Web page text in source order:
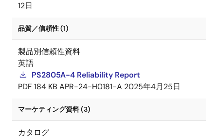
12日
品質／信頼性 (1)
製品別信頼性資料
英語
PS2805A-4 Reliability Report
PDF 184 KB APR-24-H0181-A 2025年4月25日
マーケティング資料 (3)
カタログ